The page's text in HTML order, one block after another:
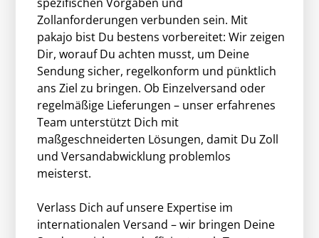
Zollanforderungen verbunden sein. Mit
pakajo bist Du bestens vorbereitet: Wir zeigen
Dir, worauf Du achten musst, um Deine
Sendung sicher, regelkonform und pünktlich
ans Ziel zu bringen. Ob Einzelversand oder
regelmäßige Lieferungen – unser erfahrenes
Team unterstützt Dich mit
maßgeschneiderten Lösungen, damit Du Zoll
und Versandabwicklung problemlos
meisterst.
Verlass Dich auf unsere Expertise im
internationalen Versand – wir bringen Deine